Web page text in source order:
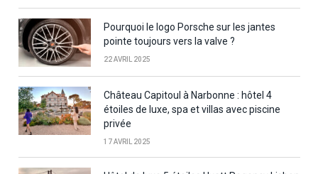
Pourquoi le logo Porsche sur les jantes
pointe toujours vers la valve ?
22 AVRIL 2025
Château Capitoul à Narbonne : hôtel 4
étoiles de luxe, spa et villas avec piscine
privée
17 AVRIL 2025